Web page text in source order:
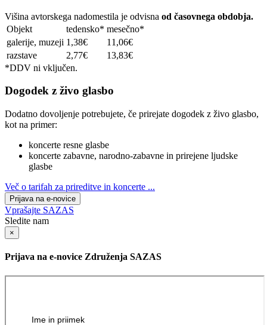
Višina avtorskega nadomestila je odvisna od časovnega obdobja.
Objekt
tedensko* mesečno*
galerije, muzeji 1,38€
11,06€
razstave
2,77€
13,83€
*DDV ni vključen.
Dogodek z živo glasbo
Dodatno dovoljenje potrebujete, če prirejate dogodek z živo glasbo,
kot na primer:
koncerte resne glasbe
koncerte zabavne, narodno-zabavne in prirejene ljudske
glasbe
Več o tarifah za prireditve in koncerte ...
Prijava na e-novice
Vprašajte SAZAS
Sledite nam
×
Prijava na e-novice Združenja SAZAS